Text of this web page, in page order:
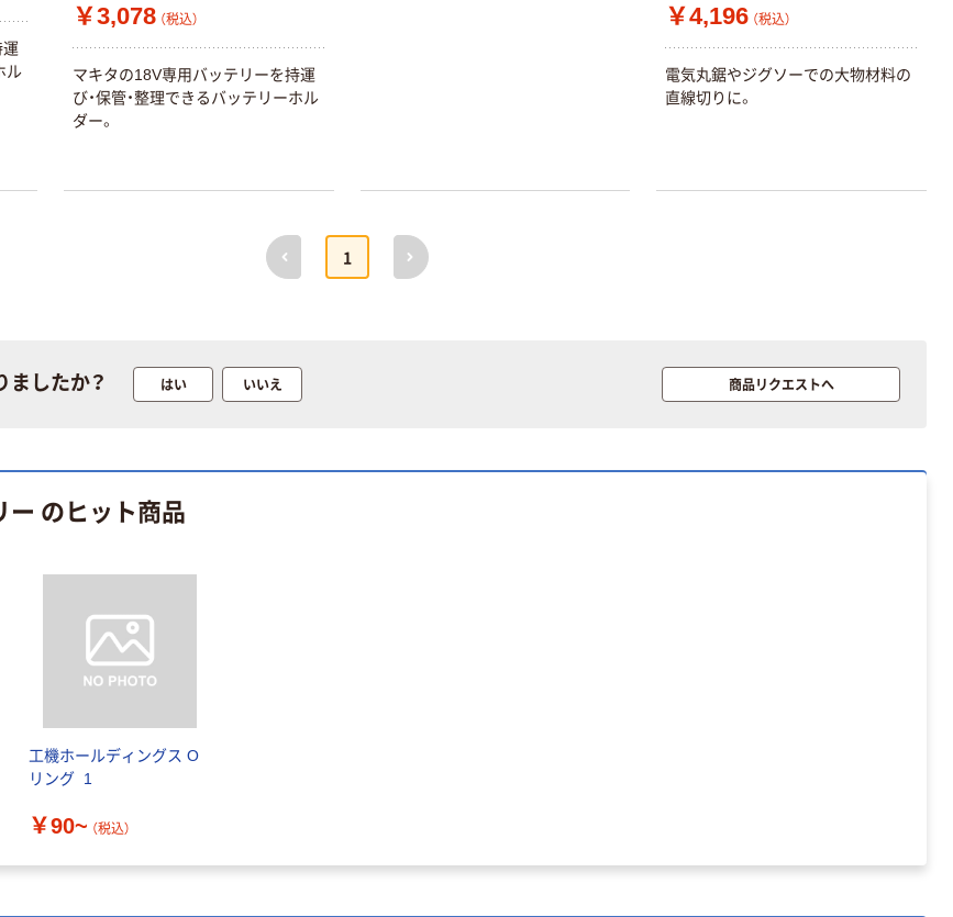
運
ル
￥3,078 （税込）
マキタの18V専用バッテリーを持運
び・保管・整理できるバッテリーホル
ダー。
￥4,196 （税込）
電気丸鋸やジグソーでの大物材料の
直線切りに。
前へ
1
次へ
ましたか？ はい いいえ 商品リクエストへ
のヒット商品
工機ホールディングス O
リング_1
￥90~ （税込）
パー シングル
120ｍ 再生紙
芯あり FSC認
サントリー 天然
本気プライス
ファーストレイ
￥374~
本気プライス
ウダーフリー）
スクル マルチ
ペーパー スーパ